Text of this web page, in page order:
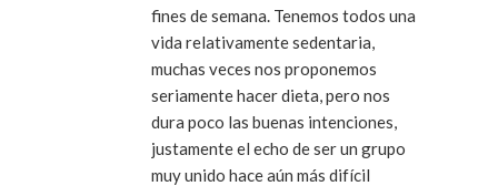
fines de semana. Tenemos todos una
vida relativamente sedentaria,
muchas veces nos proponemos
seriamente hacer dieta, pero nos
dura poco las buenas intenciones,
justamente el echo de ser un grupo
muy unido hace aún más difícil